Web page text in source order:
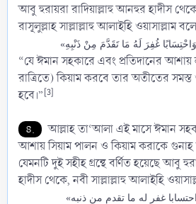
আবু হুরায়রা রাদিয়াল্লাহু আনহুর হাদীস
রাসূলুল্লাহ সাল্লাল্লাহু আলাইহি ওয়াসাল্লাম
وَاحْتِسَابًا غُفِرَ لَهُ مَا تَقَدَّمَ مِنْ ذَنْبِهِ»
“যে ঈমান সহকারে এবং প্রতিদানের
রাত্রিতে) কিয়াম করবে তার অতীতের
হবে।”[3]
৪.
আল্লাহ তা‘আলা এই মাসে ঈমান
আশায় সিয়াম পালন ও কিয়াম করাকে
যেমনটি দুই সহীহ গ্রন্থে বর্ণিত হয়েছে আবু
হাদীস থেকে, নবী সাল্লাল্লাহু আলাইহি
غفر له ما تقدم من ذنبه»